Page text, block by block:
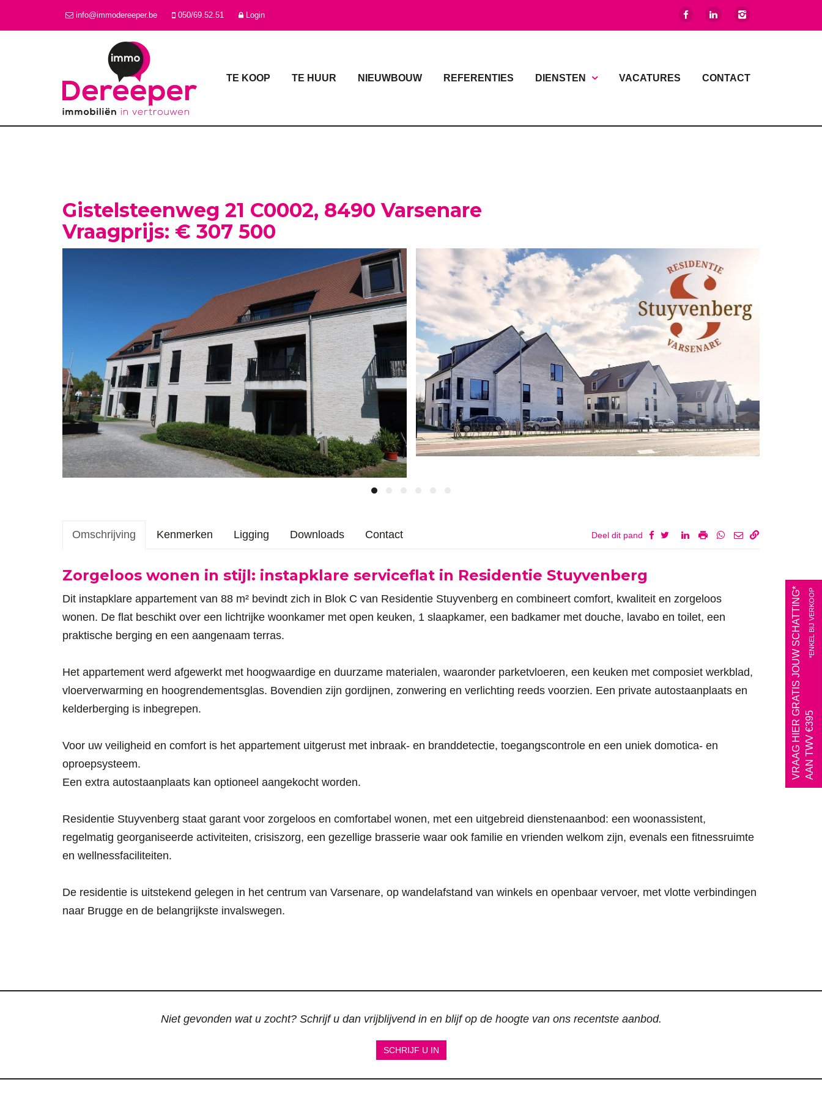
info@immodereeper.be 050/69.52.51 Login
TE KOOP TE HUUR NIEUWBOUW REFERENTIES DIENSTEN VACATURES CONTACT
Gistelsteenweg 21 C0002, 8490 Varsenare
Vraagprijs: € 307 500
Omschrijving Kenmerken Ligging Downloads Contact Deel dit pand
Omschrijving
Zorgeloos wonen in stijl: instapklare serviceflat in Residentie Stuyvenberg
Dit instapklare appartement van 88 m² bevindt zich in Blok C van Residentie Stuyvenberg en combineert comfort, kwaliteit en zorgeloos
wonen. De flat beschikt over een lichtrijke woonkamer met open keuken, 1 slaapkamer, een badkamer met douche, lavabo en toilet, een
praktische berging en een aangenaam terras.
Het appartement werd afgewerkt met hoogwaardige en duurzame materialen, waaronder parketvloeren, een keuken met composiet werkblad,
vloerverwarming en hoogrendementsglas. Bovendien zijn gordijnen, zonwering en verlichting reeds voorzien. Een private autostaanplaats en
kelderberging is inbegrepen.
Voor uw veiligheid en comfort is het appartement uitgerust met inbraak- en branddetectie, toegangscontrole en een uniek domotica- en
oproepsysteem.
Een extra autostaanplaats kan optioneel aangekocht worden.
Residentie Stuyvenberg staat garant voor zorgeloos en comfortabel wonen, met een uitgebreid dienstenaanbod: een woonassistent,
regelmatig georganiseerde activiteiten, crisiszorg, een gezellige brasserie waar ook familie en vrienden welkom zijn, evenals een fitnessruimte
en wellnessfaciliteiten.
De residentie is uitstekend gelegen in het centrum van Varsenare, op wandelafstand van winkels en openbaar vervoer, met vlotte verbindingen
naar Brugge en de belangrijkste invalswegen.
Niet gevonden wat u zocht? Schrijf u dan vrijblijvend in en blijf op de hoogte van ons recentste aanbod.
SCHRIJF U IN
VRAAG HIER GRATIS JOUW SCHATTING*AAN TWV €395
*ENKEL BIJ VERKOOP